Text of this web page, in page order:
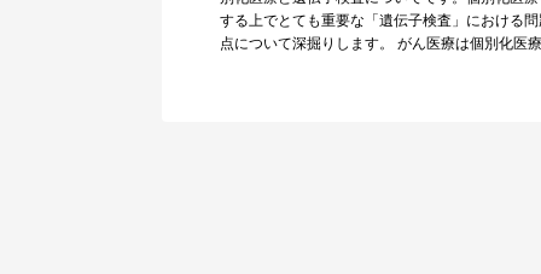
する上でとても重要な「遺伝子検査」における
点について深掘りします。 がん医療は個別化医